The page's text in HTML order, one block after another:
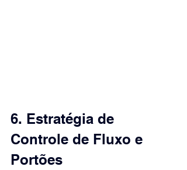
6. Estratégia de
Controle de Fluxo e
Portões